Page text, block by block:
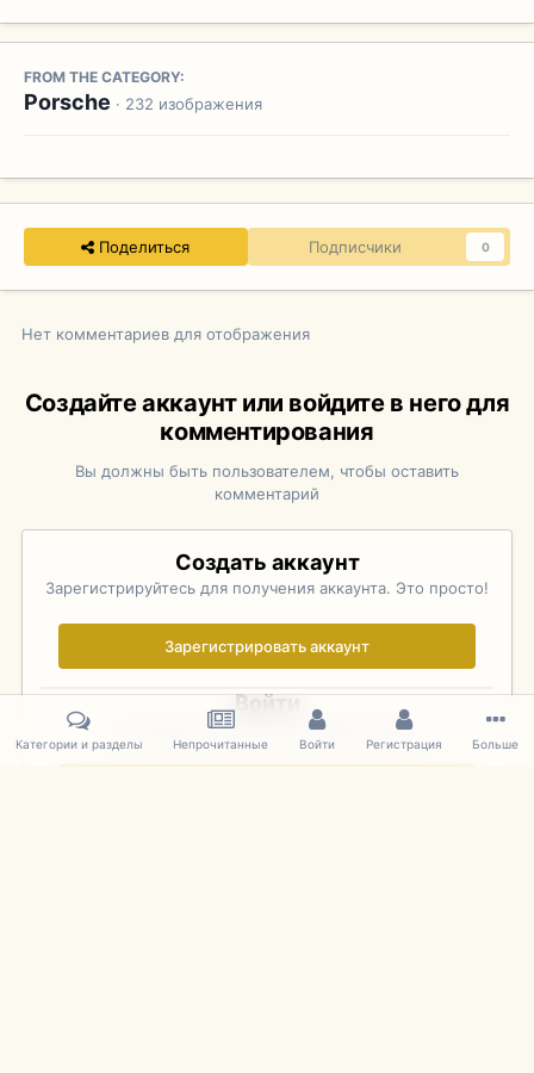
FROM THE CATEGORY:
Porsche · 232 изображения
Поделиться Подписчики 0
Нет комментариев для отображения
Создайте аккаунт или войдите в него для
комментирования
Вы должны быть пользователем, чтобы оставить
комментарий
Создать аккаунт
Зарегистрируйтесь для получения аккаунта. Это просто!
Зарегистрировать аккаунт
Войти
Уже зарегистрированы? Войдите здесь.
Категории и разделы Непрочитанные Войти Регистрация Больше